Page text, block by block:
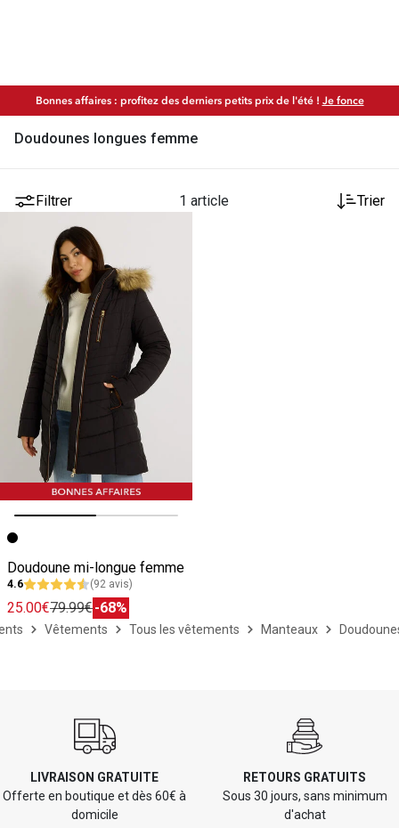
Bonnes affaires : profitez des derniers petits prix de l'été ! Je fonce
Doudounes longues femme
Filtrer 1 article Trier
Image précédente
Image suivante
Doudoune mi-longue femme
4.6 (92 avis)
25.00€79.99€-68%
Vêtements Tous les vêtements Manteaux
LIVRAISON GRATUITE
Offerte en boutique et dès 60€ à
domicile
RETOURS GRATUITS
Sous 30 jours, sans minimum
d'achat